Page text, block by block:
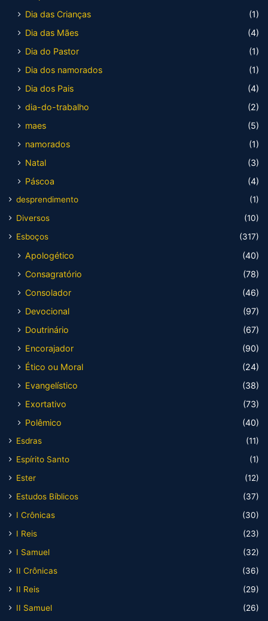
Dia das Crianças
(1)
Dia das Mães
(4)
Dia do Pastor
(1)
Dia dos namorados
(1)
Dia dos Pais
(4)
dia-do-trabalho
(2)
maes
(5)
namorados
(1)
Natal
(3)
Páscoa
(4)
desprendimento
(1)
Diversos
(10)
Esboços
(317)
Apologético
(40)
Consagratório
(78)
Consolador
(46)
Devocional
(97)
Doutrinário
(67)
Encorajador
(90)
Ético ou Moral
(24)
Evangelístico
(38)
Exortativo
(73)
Polêmico
(40)
Esdras
(11)
Espírito Santo
(1)
Ester
(12)
Estudos Bíblicos
(37)
I Crônicas
(30)
I Reis
(23)
I Samuel
(32)
II Crônicas
(36)
II Reis
(29)
II Samuel
(26)